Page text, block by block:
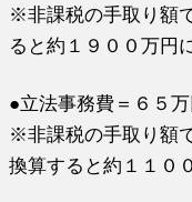
※非課税の手取り額
ると約１９００万円
●立法事務費＝６５
※非課税の手取り額
換算すると約１１０